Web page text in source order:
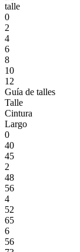
talle
0
2
4
6
8
10
12
Guía de talles
Talle
Cintura
Largo
0
40
45
2
48
56
4
52
65
6
56